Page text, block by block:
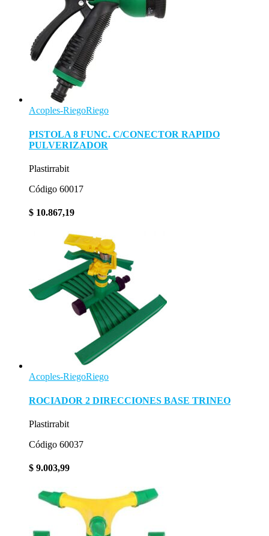
Acoples-RiegoRiego
PISTOLA 8 FUNC. C/CONECTOR RAPIDO
PULVERIZADOR
Plastirrabit
Código 60017
$ 10.867,19
Acoples-RiegoRiego
ROCIADOR 2 DIRECCIONES BASE TRINEO
Plastirrabit
Código 60037
$ 9.003,99